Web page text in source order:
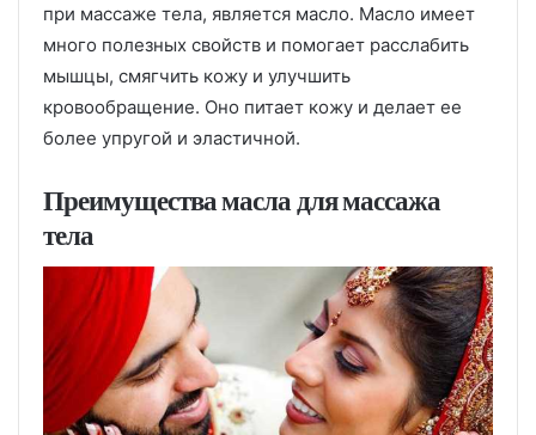
при массаже тела, является масло. Масло имеет
много полезных свойств и помогает расслабить
мышцы, смягчить кожу и улучшить
кровообращение. Оно питает кожу и делает ее
более упругой и эластичной.
Преимущества масла для массажа
тела